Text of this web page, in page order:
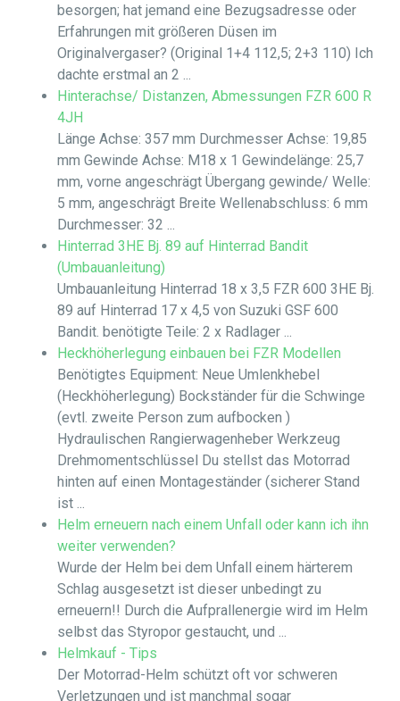
besorgen; hat jemand eine Bezugsadresse oder
Erfahrungen mit größeren Düsen im
Originalvergaser? (Original 1+4 112,5; 2+3 110) Ich
dachte erstmal an 2 ...
Hinterachse/ Distanzen, Abmessungen FZR 600 R
4JH
Länge Achse: 357 mm Durchmesser Achse: 19,85
mm Gewinde Achse: M18 x 1 Gewindelänge: 25,7
mm, vorne angeschrägt Übergang gewinde/ Welle:
5 mm, angeschrägt Breite Wellenabschluss: 6 mm
Durchmesser: 32 ...
Hinterrad 3HE Bj. 89 auf Hinterrad Bandit
(Umbauanleitung)
Umbauanleitung Hinterrad 18 x 3,5 FZR 600 3HE Bj.
89 auf Hinterrad 17 x 4,5 von Suzuki GSF 600
Bandit. benötigte Teile: 2 x Radlager ...
Heckhöherlegung einbauen bei FZR Modellen
Benötigtes Equipment: Neue Umlenkhebel
(Heckhöherlegung) Bockständer für die Schwinge
(evtl. zweite Person zum aufbocken )
Hydraulischen Rangierwagenheber Werkzeug
Drehmomentschlüssel Du stellst das Motorrad
hinten auf einen Montageständer (sicherer Stand
ist ...
Helm erneuern nach einem Unfall oder kann ich ihn
weiter verwenden?
Wurde der Helm bei dem Unfall einem härterem
Schlag ausgesetzt ist dieser unbedingt zu
erneuern!! Durch die Aufprallenergie wird im Helm
selbst das Styropor gestaucht, und ...
Helmkauf - Tips
Der Motorrad-Helm schützt oft vor schweren
Verletzungen und ist manchmal sogar